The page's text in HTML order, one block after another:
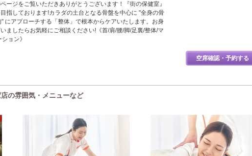
ージをご覧いただきありがとうございます！『街の保健室』
指しております!カラダの土台となる骨盤を中心に "全身の骨
にアプローチする「整体」で根本からケアいたします。お身
ましたらお気軽にご相談ください!《首/肩/腰/脚/足裏/整体/マ
ョン》
空席確認・予約する
の雰囲気・メニューなど